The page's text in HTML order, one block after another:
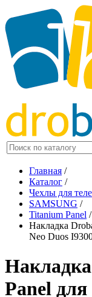
Главная /
Каталог /
Чехлы для
SAMSUNG /
Titanium Panel /
Накладка
Neo Duos
Panel